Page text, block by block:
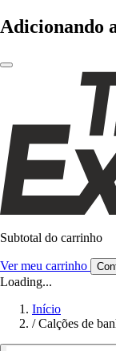
Adicionando
Subtotal do carrinho
Ver meu carrinho
Loading...
Início
/ Calções de